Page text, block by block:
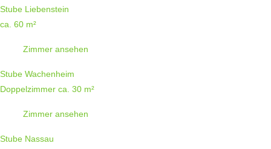
Stube Liebenstein
ca. 60 m²
Zimmer ansehen
Stube Wachenheim
Doppelzimmer ca. 30 m²
Zimmer ansehen
Stube Nassau